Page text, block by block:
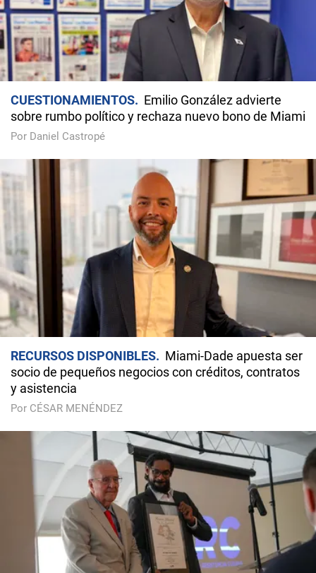
CUESTIONAMIENTOS
Emilio González advierte
sobre rumbo político y rechaza nuevo bono de Miami
Por Daniel Castropé
RECURSOS DISPONIBLES
Miami-Dade apuesta ser
socio de pequeños negocios con créditos, contratos
y asistencia
Por CÉSAR MENÉNDEZ